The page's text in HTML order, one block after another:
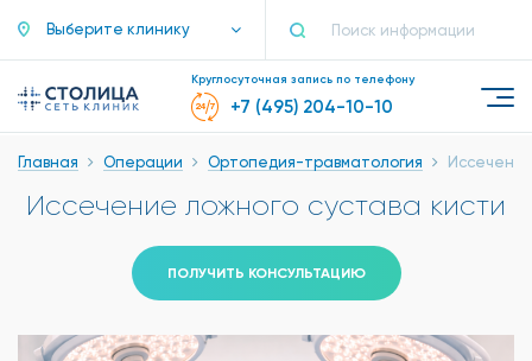
Выберите клинику
Круглосуточная запись по телефону
+7 (495) 204-10-10
Главная Операции Ортопедия-травматология
Иссечение ложного сустава кисти
ПОЛУЧИТЬ КОНСУЛЬТАЦИЮ